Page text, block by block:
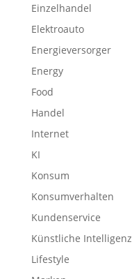
Einzelhandel
Elektroauto
Energieversorger
Energy
Food
Handel
Internet
KI
Konsum
Konsumverhalten
Kundenservice
Künstliche Intelligenz
Lifestyle